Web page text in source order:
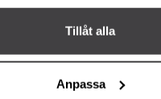
Tillåt alla
Anpassa
Edition
Oatly